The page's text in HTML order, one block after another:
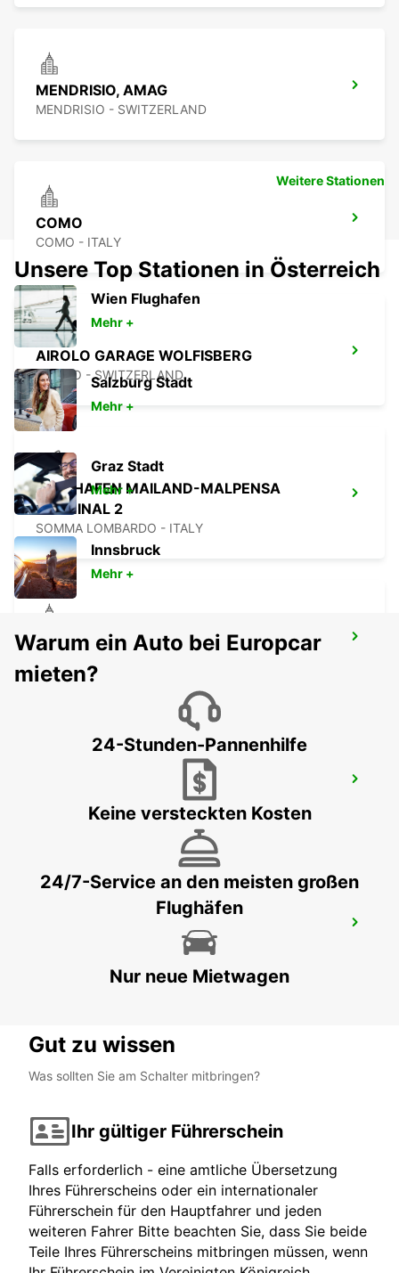
MENDRISIO, AMAG
MENDRISIO - SWITZERLAND
COMO
COMO - ITALY
AIROLO GARAGE WOLFISBERG
AIROLO - SWITZERLAND
FLUGHAFEN MAILAND-MALPENSA
TERMINAL 2
SOMMA LOMBARDO - ITALY
CASTELLANZA
FLUGHAFEN MAILAND-MALPENSA
FERNO - ITALY
NEU 01.09.18: ST. MORITZ
ST. MORITZ - SWITZERLAND
Weitere Stationen
Unsere Top Stationen in Österreich
Wien Flughafen
Mehr +
Salzburg Stadt
Mehr +
Graz Stadt
Mehr +
Innsbruck
Mehr +
Warum ein Auto bei Europcar
mieten?
24-Stunden-Pannenhilfe
Keine versteckten Kosten
24/7-Service an den meisten großen
Flughäfen
Nur neue Mietwagen
Gut zu wissen
Was sollten Sie am Schalter mitbringen?
Ihr gültiger Führerschein
Falls erforderlich - eine amtliche Übersetzung
Ihres Führerscheins oder ein internationaler
Führerschein für den Hauptfahrer und jeden
weiteren Fahrer Bitte beachten Sie, dass Sie beide
Teile Ihres Führerscheins mitbringen müssen, wenn